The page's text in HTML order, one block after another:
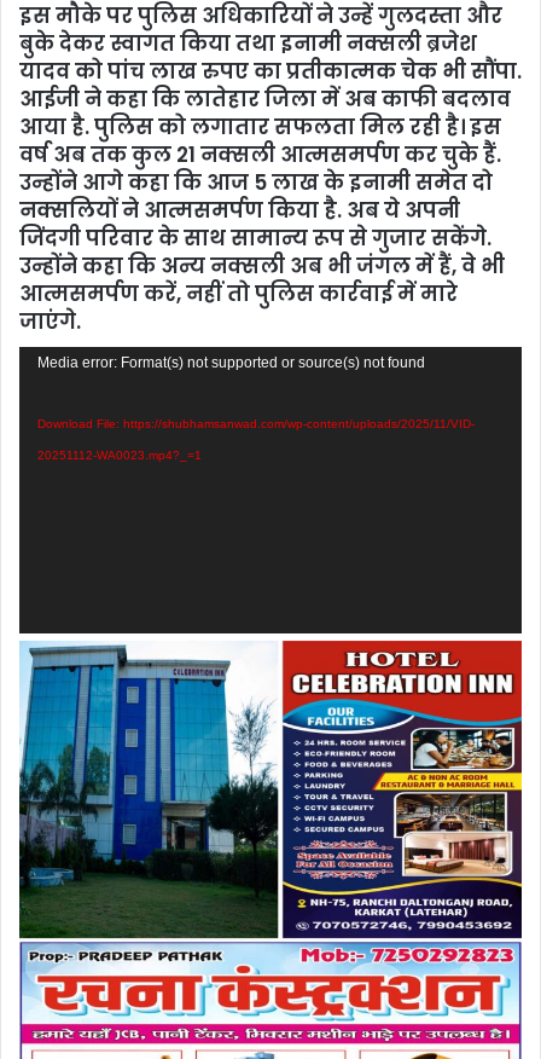
इस मौके पर पुलिस अधिकारियों ने उन्हें गुलदस्ता और
बुके देकर स्वागत किया तथा इनामी नक्सली ब्रजेश
यादव को पांच लाख रुपए का प्रतीकात्मक चेक भी सौंपा.
आईजी ने कहा कि लातेहार जिला में अब काफी बदलाव
आया है. पुलिस को लगातार सफलता मिल रही है। इस
वर्ष अब तक कुल 21 नक्सली आत्मसमर्पण कर चुके हैं.
उन्होंने आगे कहा कि आज 5 लाख के इनामी समेत दो
नक्सलियों ने आत्मसमर्पण किया है. अब ये अपनी
जिंदगी परिवार के साथ सामान्य रूप से गुजार सकेंगे.
उन्होंने कहा कि अन्य नक्सली अब भी जंगल में हैं, वे भी
आत्मसमर्पण करें, नहीं तो पुलिस कार्रवाई में मारे
जाएंगे.
Video
Media error: Format(s) not supported or source(s) not found
Download File: https://shubhamsanwad.com/wp-content/uploads/2025/11/VID-
20251112-WA0023.mp4?_=1